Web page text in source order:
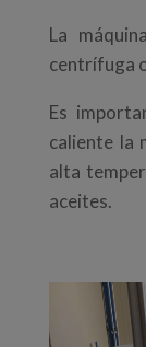
La
centrífuga
Es
caliente la
alta
aceites.